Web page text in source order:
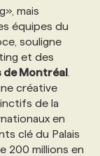
mais
équipes du
souligne
et des
de Montréal
créative
de la
en
clé du Palais
200 millions en